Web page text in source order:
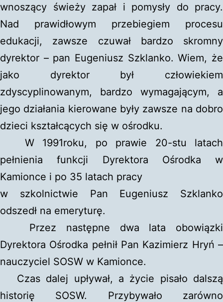
wnoszący świeży zapał i pomysły do pracy.
Nad prawidłowym przebiegiem procesu
edukacji, zawsze czuwał bardzo skromny
dyrektor – pan Eugeniusz Szklanko. Wiem, że
jako dyrektor był człowiekiem
zdyscyplinowanym, bardzo wymagającym, a
jego działania kierowane były zawsze na dobro
dzieci kształcących się w ośrodku.
W 1991roku, po prawie 20-stu latach
pełnienia funkcji Dyrektora Ośrodka w
Kamionce i po 35 latach pracy
w szkolnictwie Pan Eugeniusz Szklanko
odszedł na emeryturę.
Przez następne dwa lata obowiązki
Dyrektora Ośrodka pełnił Pan Kazimierz Hryń –
nauczyciel SOSW w Kamionce.
Czas dalej upływał, a życie pisało dalszą
historię SOSW. Przybywało zarówno